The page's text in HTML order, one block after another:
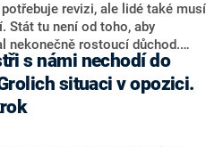
revizi, ale lidé také musí
Stát tu není od toho, aby
nekonečně rostoucí důchod.
a my ho představíme,řekl
kraje a předseda hnutí Naše
rozhovoru pro CNN Prima NEWS.
něj nemůže být člověk, který by
čerpání financí a rozvoj,
s námi nechodí do
situaci v opozici.